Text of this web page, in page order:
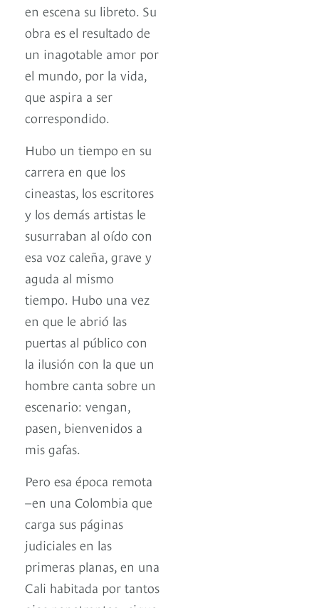
en escena su libreto. Su
obra es el resultado de
un inagotable amor por
el mundo, por la vida,
que aspira a ser
correspondido.
Hubo un tiempo en su
carrera en que los
cineastas, los escritores
y los demás artistas le
susurraban al oído con
esa voz caleña, grave y
aguda al mismo
tiempo. Hubo una vez
en que le abrió las
puertas al público con
la ilusión con la que un
hombre canta sobre un
escenario: vengan,
pasen, bienvenidos a
mis gafas.
Pero esa época remota
–en una Colombia que
carga sus páginas
judiciales en las
primeras planas, en una
Cali habitada por tantos